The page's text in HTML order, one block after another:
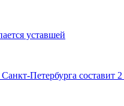
уставшей
Петербурга составит